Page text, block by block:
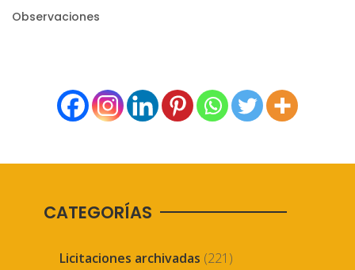
Observaciones
CATEGORÍAS
Licitaciones archivadas (221)